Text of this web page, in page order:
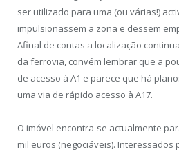
ser utilizado para uma (ou várias!)
impulsionassem a zona e dessem
Afinal de contas a localização
da ferrovia, convém lembrar que a
de acesso à A1 e parece que há
uma via de rápido acesso à A17.
O imóvel encontra-se actualmente
mil euros (negociáveis). Interessados